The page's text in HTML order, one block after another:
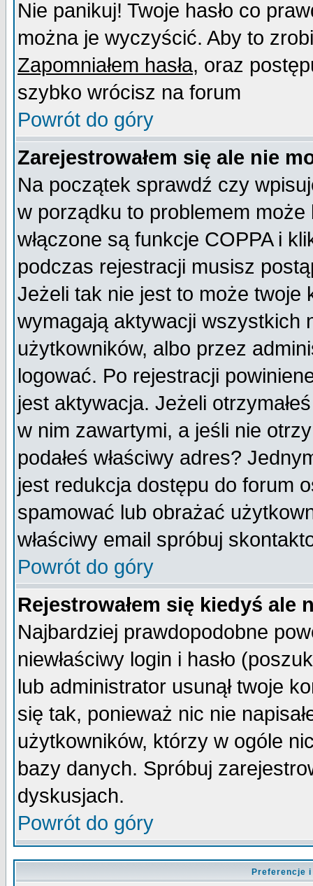
Nie panikuj! Twoje hasło co
można je wyczyścić. Aby to
Zapomniałem hasła, oraz
szybko wrócisz na forum
Powrót do góry
Zarejestrowałem się ale nie
Na początek sprawdź czy
w porządku to problemem
włączone są funkcje COPPA i
podczas rejestracji musisz
Jeżeli tak nie jest to może twoje
wymagają aktywacji wszystkich
użytkowników, albo przez
logować. Po rejestracji
jest aktywacja. Jeżeli
w nim zawartymi, a jeśli nie
podałeś właściwy adres?
jest redukcja dostępu do forum
spamować lub obrażać
właściwy email spróbuj
Powrót do góry
Rejestrowałem się kiedyś ale
Najbardziej prawdopodobne
niewłaściwy login i hasło
lub administrator usunął twoje
się tak, ponieważ nic nie
użytkowników, którzy w ogóle
bazy danych. Spróbuj
dyskusjach.
Powrót do góry
Preferencje